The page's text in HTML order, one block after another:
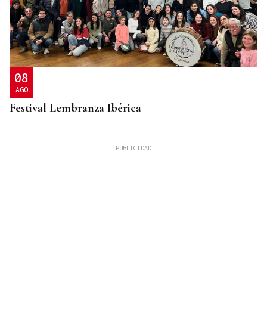
08
AGO
Festival Lembranza Ibérica